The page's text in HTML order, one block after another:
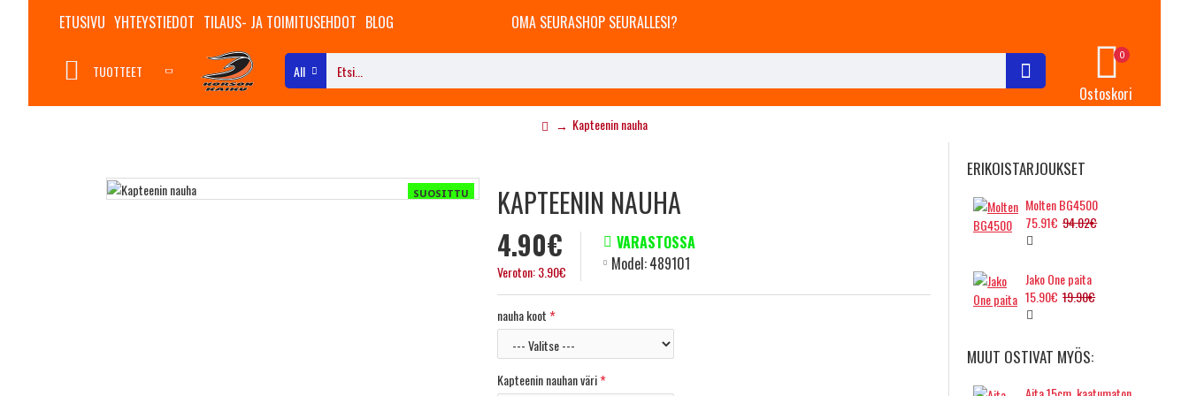
ETUSIVU YHTEYSTIEDOT TILAUS- JA TOIMITUSEHDOT BLOG OMA SEURASHOP SEURALLESI?
TUOTTEET All
Ostoskori
0
Kapteenin nauha
SUOSITTU
KAPTEENIN NAUHA
4.90€
Veroton: 3.90€
VARASTOSSA
Model:489101
nauha koot
Kapteenin nauhan väri
ERIKOISTARJOUKSET
Molten BG4500
75.91€ 94.02€
Jako One paita
15.90€ 19.90€
MUUT OSTIVAT MYÖS: